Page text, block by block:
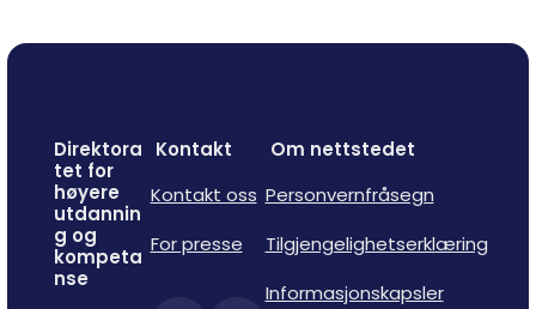
Direktora
tet for
høyere
utdannin
g og
kompeta
nse
Kontakt
Kontakt oss
For presse
Om nettstedet
Personvernfråsegn
Tilgjengelighetserklæring
Informasjonskapsler